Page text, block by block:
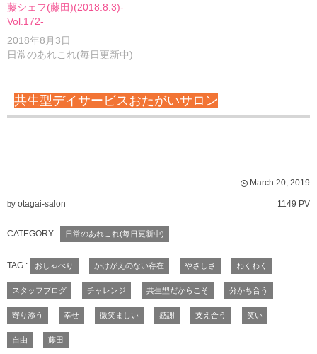
藤シェフ(藤田)(2018.8.3)-
Vol.172-
2018年8月3日
日常のあれこれ(毎日更新中)
共生型デイサービスおたがいサロン
March 20, 2019
by otagai-salon 1149 PV
CATEGORY : 日常のあれこれ(毎日更新中)
TAG : おしゃべり かけがえのない存在 やさしさ わくわく
スタッフブログ チャレンジ 共生型だからこそ 分かち合う
寄り添う 幸せ 微笑ましい 感謝 支え合う 笑い
自由 藤田